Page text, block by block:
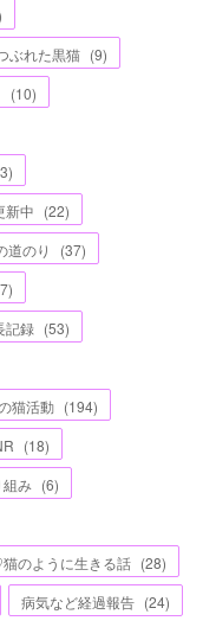
ぶれた黒猫 (9)
(10)
)
新中 (22)
道のり
(37)
)
記録 (53)
猫活動 (194)
(18)
み (6)
のように生きる話 (28)
病気など経過報告 (24)